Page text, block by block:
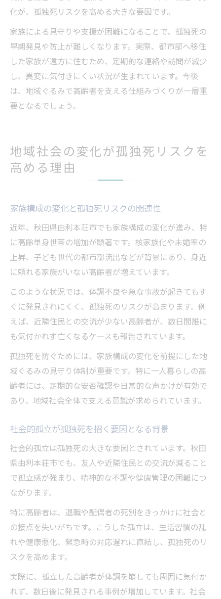
化が、孤独死リスクを高める大きな要因です。
家族による見守りや支援が困難になることで、孤独死の
早期発見や防止が難しくなります。実際、都市部へ移住
した家族が遠方に住むため、定期的な連絡や訪問が減少
し、異変に気付きにくい状況が生まれています。今後
は、地域ぐるみで高齢者を支える仕組みづくりが一層重
要となるでしょう。
地域社会の変化が孤独死リスクを
高める理由
家族構成の変化と孤独死リスクの関連性
近年、秋田県由利本荘市でも家族構成の変化が進み、特
に高齢単身世帯の増加が顕著です。核家族化や未婚率の
上昇、子ども世代の都市部流出などが背景にあり、身近
に頼れる家族がいない高齢者が増えています。
このような状況では、体調不良や急な事故が起きてもす
ぐに発見されにくく、孤独死のリスクが高まります。例
えば、近隣住民との交流が少ない高齢者が、数日間誰に
も気付かれず亡くなるケースも報告されています。
孤独死を防ぐためには、家族構成の変化を前提にした地
域ぐるみの見守り体制が重要です。特に一人暮らしの高
齢者には、定期的な安否確認や日常的な声かけが有効で
あり、地域社会全体で支える意識が求められています。
社会的孤立が孤独死を招く要因となる背景
社会的孤立は孤独死の大きな要因とされています。秋田
県由利本荘市でも、友人や近隣住民との交流が減ること
で孤立感が強まり、精神的な不調や健康管理の困難につ
ながります。
特に高齢者は、退職や配偶者の死別をきっかけに社会と
の接点を失いがちです。こうした孤立は、生活習慣の乱
れや健康悪化、緊急時の対応遅れに直結し、孤独死のリ
スクを高めます。
実際に、孤立した高齢者が体調を崩しても周囲に気付か
れず、数日後に発見される事例が増加しています。社会